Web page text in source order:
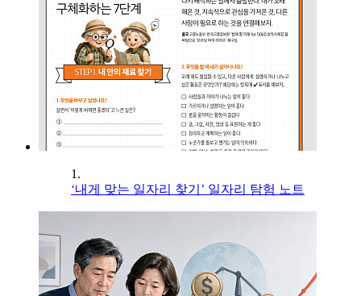
1.
‘내게 맞는 일자리 찾기’ 일자리 탐험 노트